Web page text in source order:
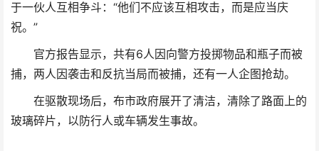
于一伙人互相争斗：“他们不应该互相攻击，而是应当庆
祝。”
官方报告显示，共有6人因向警方投掷物品和瓶子而被
捕，两人因袭击和反抗当局而被捕，还有一人企图抢劫。
在驱散现场后，布市政府展开了清洁，清除了路面上的
玻璃碎片，以防行人或车辆发生事故。